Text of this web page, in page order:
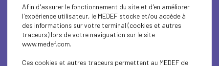
ECONOMY
ECONOMY
ECONOMY
Afin d'assurer le fonctionnement du site et d'en améliorer
l'expérience utilisateur, le MEDEF stocke et/ou accède à
des informations sur votre terminal (cookies et autres
traceurs) lors de votre naviguation sur le site
www.medef.com.
Ces cookies et autres traceurs permettent au MEDEF de